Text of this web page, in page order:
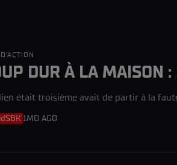
DUR À LA
était troisième avait de partir à la
1MO AGO